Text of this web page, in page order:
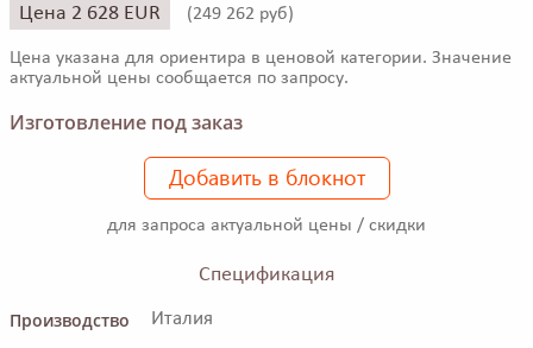
Цена 2 628 EUR (249 262 руб)
Цена указана для ориентира в ценовой категории. Значение
актуальной цены сообщается по запросу.
Изготовление под заказ
Добавить в блокнот
для запроса актуальной цены / скидки
Спецификация
Производство
Италия